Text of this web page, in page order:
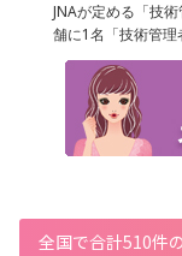
JNAが定める「技
舗に1名「技術管理
全国で合計510件